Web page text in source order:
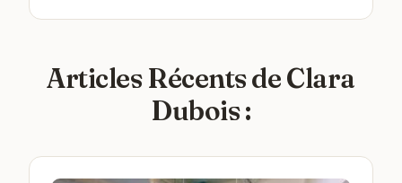
Articles Récents de Clara
Dubois :